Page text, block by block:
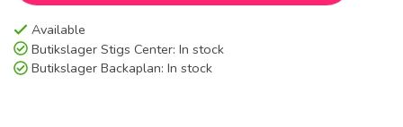
Available
Butikslager Stigs Center: In stock
Butikslager Backaplan: In stock